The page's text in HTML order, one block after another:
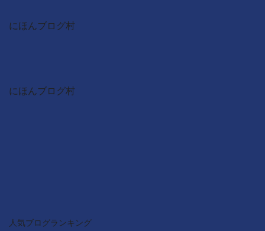
にほんブログ村
にほんブログ村
人気ブログランキング